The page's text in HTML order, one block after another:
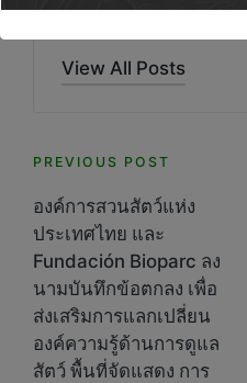
Green Life+
View All Posts
Post
navigation
PREVIOUS POST
องค์การสวนสัตว์แห่ง
ประเทศไทย และ
Fundación Bioparc ลง
นามบันทึกข้อตกลง เพื่อ
ส่งเสริมการแลกเปลี่ยน
องค์ความรู้ด้านการดูแล
สัตว์ พื้นที่จัดแสดง การ